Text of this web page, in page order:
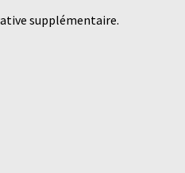
supplémentaire.